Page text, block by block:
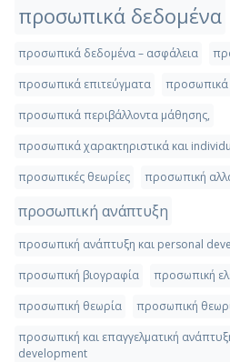
προσωπικά δεδομένα
προσωπικά δεδομένα – ασφάλεια
προσωπικά επιτεύγματα
προσωπικά
προσωπικά περιβάλλοντα μάθησης,
προσωπικά χαρακτηριστικά και
προσωπικές θεωρίες
προσωπική
προσωπική ανάπτυξη
προσωπική ανάπτυξη και personal
προσωπική βιογραφία
προσωπική
προσωπική θεωρία
προσωπική
προσωπική και επαγγελματική
development